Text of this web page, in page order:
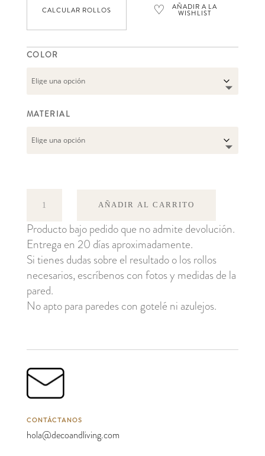
CALCULAR ROLLOS ♡ AÑADIR A LA
WISHLIST
COLOR
MATERIAL
AÑADIR AL CARRITO
Producto bajo pedido que no admite devolución.
Entrega en 20 días aproximadamente.
Si tienes dudas sobre el resultado o los rollos
necesarios, escríbenos con fotos y medidas de la
pared.
No apto para paredes con gotelé ni azulejos.
CONTÁCTANOS
hola@decoandliving.com